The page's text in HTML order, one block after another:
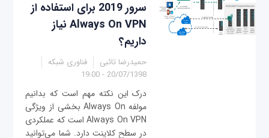
سرور 2019 برای استفاده از
Always On VPN نیاز
داریم؟
حمیدرضا تائبی
فناوری شبکه
20/07/1398 - 19:00
درک این نکته مهم است که بدانیم
مولفه Always On بخشی از ویژگی
Always On VPN است که عملکردی
در سطح کلاینت دارد. شما می‌توانید